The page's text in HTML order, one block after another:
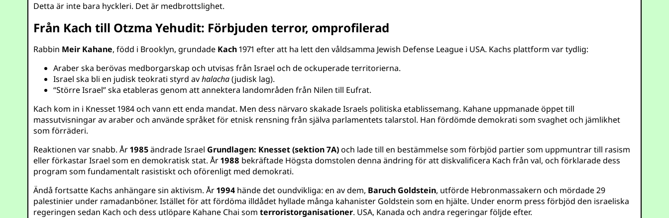
Detta är inte bara hyckleri. Det är medbrottslighet.
Från Kach till Otzma Yehudit: Förbjuden terror, omprofilerad
Rabbin Meir Kahane, född i Brooklyn, grundade Kach1971 efter att ha lett den våldsamma Jewish Defense League i USA. Kachs plattform var tydlig:
Araber ska berövas medborgarskap och utvisas från Israel och de ockuperade territorierna.
Israel ska bli en judisk teokrati styrd avhalacha(judisk lag).
“Större Israel” ska etableras genom att annektera landområden från Nilen till Eufrat.
Kach kom in i Knesset 1984 och vann ett enda mandat. Men dess närvaro skakade Israels politiska etablissemang. Kahane uppmanade öppet till
massutvisningar av araber och använde språket för etnisk rensning från själva parlamentets talarstol. Han fördömde demokrati som svaghet och jämlikhet
som förräderi.
Reaktionen var snabb. År1985ändrade Israel Grundlagen: Knesset (sektion 7A)och lade till en bestämmelse som förbjöd partier som uppmuntrar till rasism
eller förkastar Israel som en demokratisk stat. År1988 bekräftade Högsta domstolen denna ändring för att diskvalificera Kach från val, och förklarade dess
program som fundamentalt rasistiskt och oförenligt med demokrati.
Ändå fortsatte Kachs anhängare sin aktivism. År1994 hände det oundvikliga: en av dem, Baruch Goldstein, utförde Hebronmassakern och mördade 29
palestinier under ramadanböner. Istället för att fördöma illdådet hyllade många kahanister Goldstein som en hjälte. Under enorm press förbjöd den israeliska
regeringen sedan Kach och dess utlöpare Kahane Chai somterroristorganisationer. USA, Kanada och andra regeringar följde efter.